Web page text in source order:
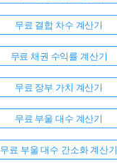
무료 결합 차수 계산기
무료 채권 수익률 계산기
무료 장부 가치 계산기
무료 부울 대수 계산기
무료 부울 대수 간소화 계산기